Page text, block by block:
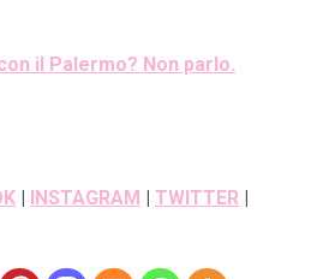
il Palermo? Non parlo.
| INSTAGRAM | TWITTER |